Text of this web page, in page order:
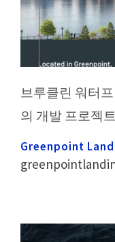
브루클린 워터
의 개발 프로젝
Greenpoint